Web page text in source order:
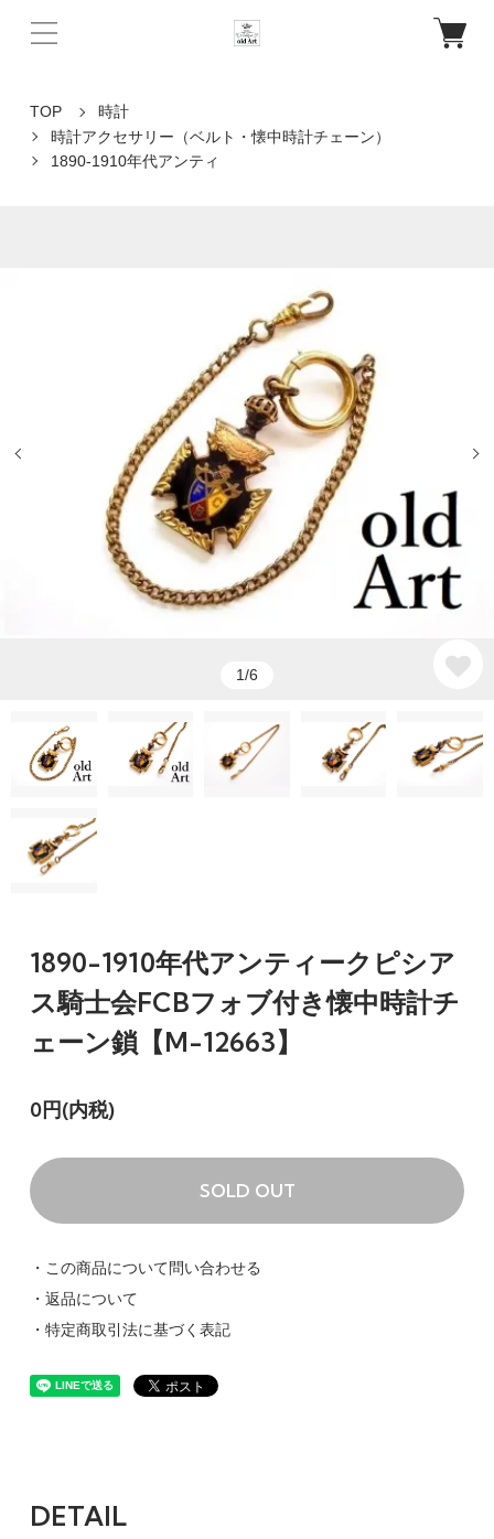
TOP
時計
時計アクセサリー（ベルト・懐中時計チェーン）
1890-1910年代アンティ
1/6
1890-1910年代アンティークピシア
ス騎士会FCBフォブ付き懐中時計チ
ェーン鎖【M-12663】
0円(内税)
SOLD OUT
・この商品について問い合わせる
・返品について
・特定商取引法に基づく表記
DETAIL